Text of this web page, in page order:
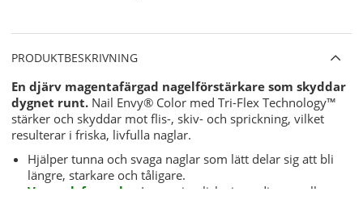
PRODUKTBESKRIVNING
En djärv magentafärgad nagelförstärkare som skyddar
dygnet runt. Nail Envy® Color med Tri-Flex Technology™
stärker och skyddar mot flis-, skiv- och sprickning, vilket
resulterar i friska, livfulla naglar.
Hjälper tunna och svaga naglar som lätt delar sig att bli
längre, starkare och tåligare.
Vegansk formula
- Inga animaliska ingredienser eller